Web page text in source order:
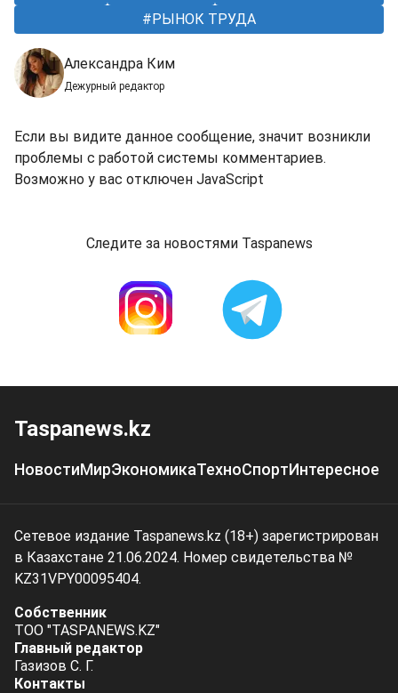
РЫНОК ТРУДА
Александра Ким
Дежурный редактор
Если вы видите данное сообщение, значит возникли
проблемы с работой системы комментариев.
Возможно у вас отключен JavaScript
Следите за новостями Taspanews
Taspanews.kz
НовостиМирЭкономикаТехноСпортИнтересное
Сетевое издание Taspanews.kz (18+) зарегистрирован
в Казахстане 21.06.2024. Номер свидетельства №
KZ31VPY00095404.
Собственник
ТОО "TASPANEWS.KZ"
Главный редактор
Газизов С. Г.
Контакты